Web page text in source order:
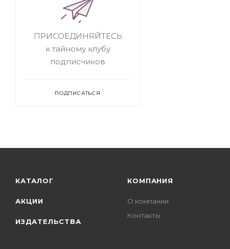
ПРИСОЕДИНЯЙТЕСЬ
к тайному клубу
подписчиков
ПОДПИСАТЬСЯ
КАТАЛОГ
АКЦИИ
ИЗДАТЕЛЬСТВА
КОМПАНИЯ
О компании
Контакты